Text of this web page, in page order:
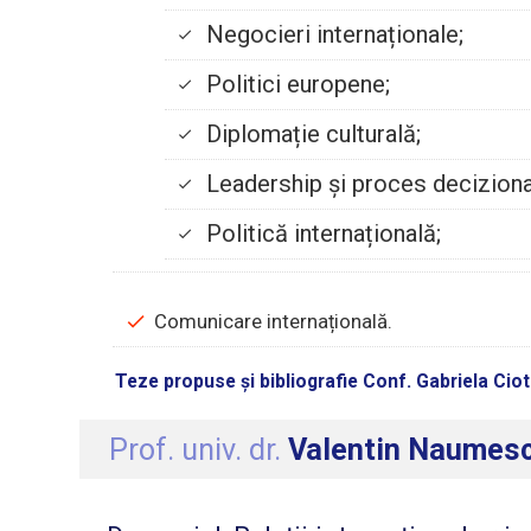
Negocieri internaționale;
Politici europene;
Diplomație culturală;
Leadership și proces
Politică internațională;
Comunicare internațională.
Teze propuse și bibliografie Conf. Gabriela Ciot
Prof. univ. dr.Valentin